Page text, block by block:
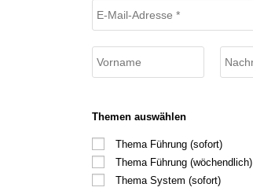
Themen auswählen
Thema Führung (sofort)
Thema Führung (wöchendlich)
Thema System (sofort)